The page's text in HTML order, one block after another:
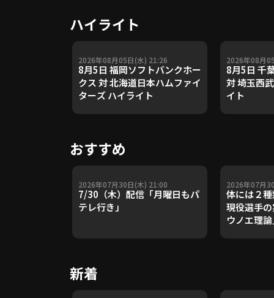
ハイライト
2026年08月05日(水) 21:26
8月5日 福岡ソフトバンクホー
クス 対 北海道日本ハムファイ
ターズ ハイライト
2026年08月
8月5日 千
対 埼玉西
イト
おすすめ
2026年07月30日(木) 21:00
7/30（木）配信「月曜日もパ
テレ行き」
2026年07月
体には２
現役選手
ウノエ理
新着